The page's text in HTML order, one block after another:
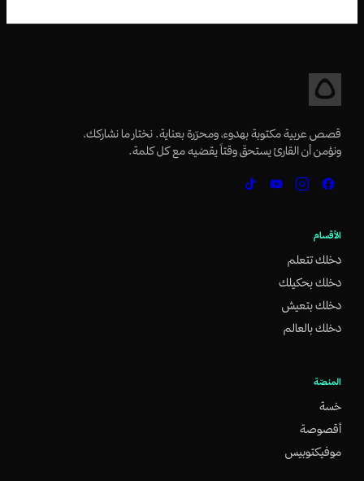
قصص عربية مكتوبة بهدوء، ومحرّرة بعناية. نختار ما نشاركك،
ونؤمن أن القارئ يستحقّ وقتاً يقضيه مع كل كلمة.
الأقسام
دخلك تتعلم
دخلك بحكيلك
دخلك بتعيش
دخلك بالعالم
المنصّة
خسة
أقصوصة
موفيكتوبيس